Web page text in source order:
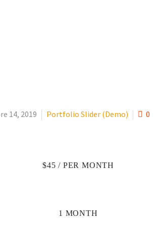
(DEMO)
14, 2019 Portfolio Slider (Demo) 0
$45 / PER MONTH
1 MONTH